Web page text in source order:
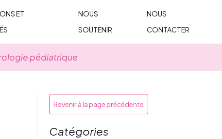
ET
NOUS
SOUTENIR
NOUS
CONTACTER
pédiatrique
Revenir à la page précédente
Catégories